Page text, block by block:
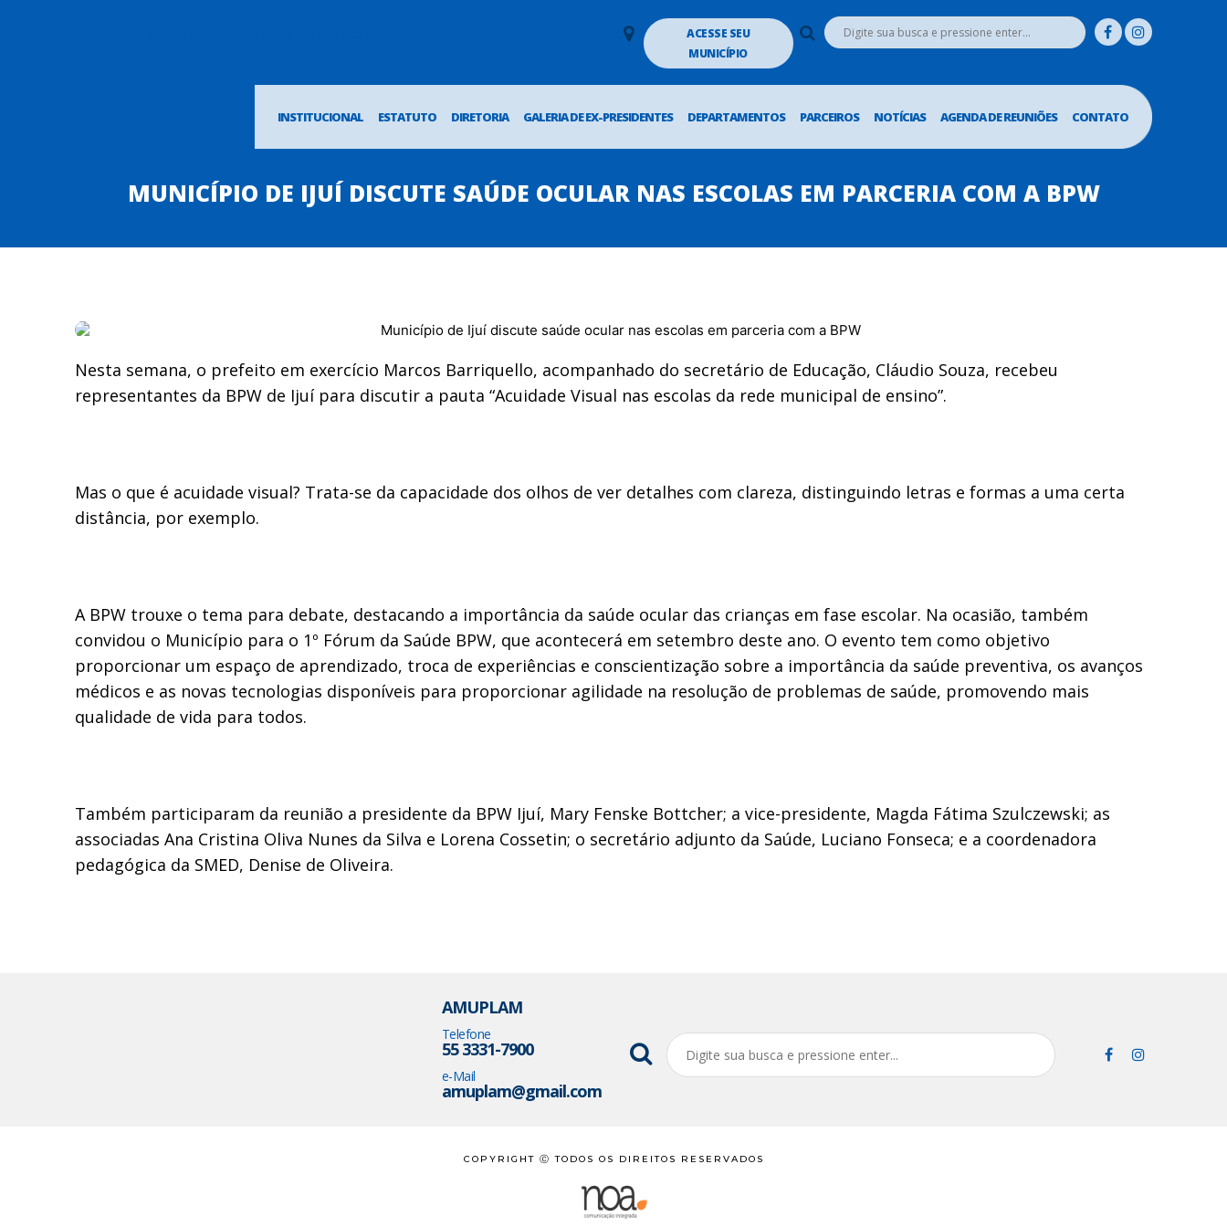
ACESSE SEU
MUNICÍPIO
INSTITUCIONAL ESTATUTO DIRETORIA GALERIA DE EX-PRESIDENTES DEPARTAMENTOS PARCEIROS NOTÍCIAS AGENDA DE REUNIÕES CONTATO
MUNICÍPIO DE IJUÍ DISCUTE SAÚDE OCULAR NAS ESCOLAS EM PARCERIA COM A BPW
Nesta semana, o prefeito em exercício Marcos Barriquello, acompanhado do secretário de Educação, Cláudio Souza, recebeu
representantes da BPW de Ijuí para discutir a pauta “Acuidade Visual nas escolas da rede municipal de ensino”.
Mas o que é acuidade visual? Trata-se da capacidade dos olhos de ver detalhes com clareza, distinguindo letras e formas a uma certa
distância, por exemplo.
A BPW trouxe o tema para debate, destacando a importância da saúde ocular das crianças em fase escolar. Na ocasião, também
convidou o Município para o 1º Fórum da Saúde BPW, que acontecerá em setembro deste ano. O evento tem como objetivo
proporcionar um espaço de aprendizado, troca de experiências e conscientização sobre a importância da saúde preventiva, os avanços
médicos e as novas tecnologias disponíveis para proporcionar agilidade na resolução de problemas de saúde, promovendo mais
qualidade de vida para todos.
Também participaram da reunião a presidente da BPW Ijuí, Mary Fenske Bottcher; a vice-presidente, Magda Fátima Szulczewski; as
associadas Ana Cristina Oliva Nunes da Silva e Lorena Cossetin; o secretário adjunto da Saúde, Luciano Fonseca; e a coordenadora
pedagógica da SMED, Denise de Oliveira.
AMUPLAM
Telefone
55 3331-7900
e-Mail
amuplam@gmail.com
COPYRIGHT Ⓒ TODOS OS DIREITOS RESERVADOS